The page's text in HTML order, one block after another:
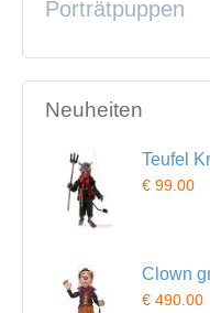
Porträtpuppen
Neuheiten
Teufel
€ 99.00
Clown
€ 490.00